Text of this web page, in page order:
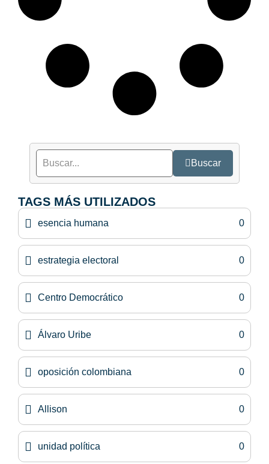
Buscar
TAGS MÁS UTILIZADOS
esencia humana 0
estrategia electoral 0
Centro Democrático 0
Álvaro Uribe 0
oposición colombiana 0
Allison 0
unidad política 0